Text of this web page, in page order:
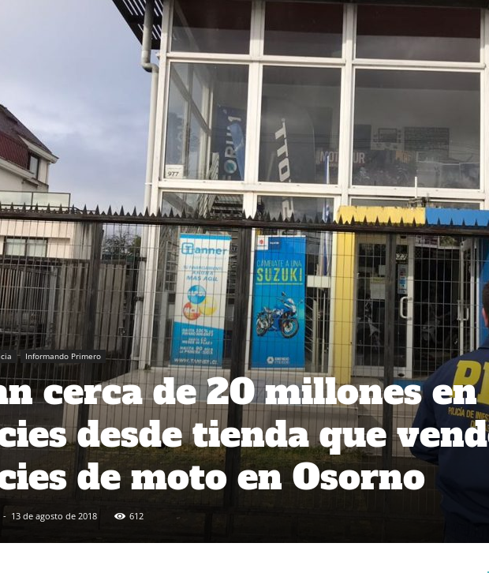
Informando Primero
cerca de 20 millones en
desde tienda que
de moto en Osorno
- 13 de agosto de 2018 612